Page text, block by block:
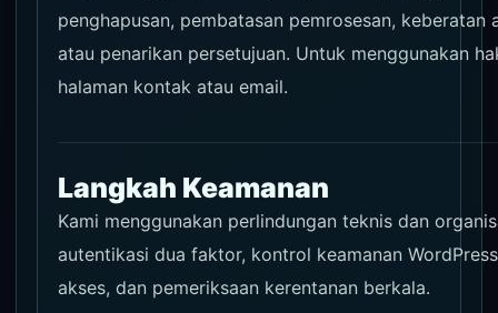
penghapusan, pembatasan pemrosesan,
atau penarikan persetujuan. Untuk menggunakan
halaman kontak atau email.
Langkah Keamanan
Kami menggunakan perlindungan teknis dan
autentikasi dua faktor, kontrol keamanan
akses, dan pemeriksaan kerentanan berkala.